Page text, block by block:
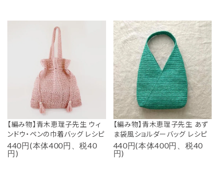
【編み物】青木恵理子先生 ウィ
ンドウ・ペンの巾着バッグ レシピ
440円(本体400円、税40
円)
【編み物】青木恵理子先生 あず
ま袋風ショルダーバッグ レシピ
440円(本体400円、税40
円)